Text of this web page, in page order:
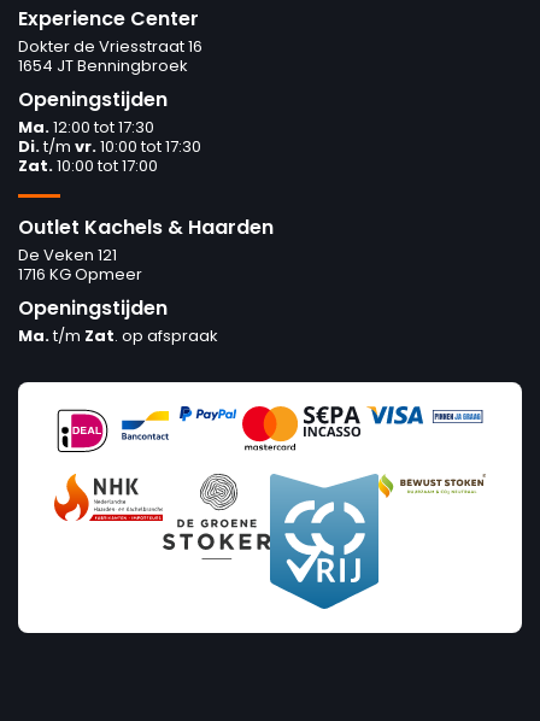
Experience Center
Dokter de Vriesstraat 16
1654 JT Benningbroek
Openingstijden
Ma.12:00 tot 17:30
Di.t/m vr.10:00 tot 17:30
Zat.10:00 tot 17:00
Outlet Kachels & Haarden
De Veken 121
1716 KG Opmeer
Openingstijden
Ma.t/m Zat. op afspraak